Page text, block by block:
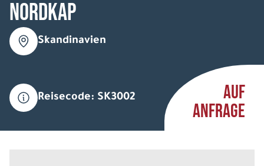
Nordkap
Skandinavien
Reisecode: SK3002
AUF
ANFRAGE